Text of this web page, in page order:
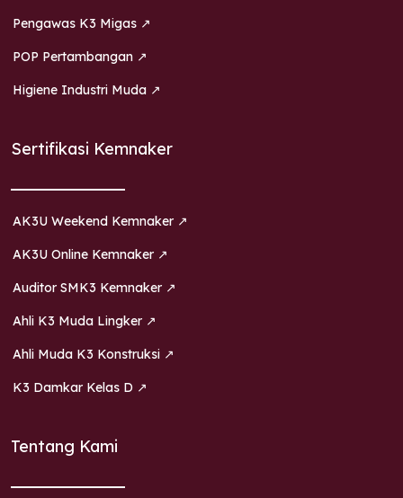
Pengawas K3 Migas ↗
POP Pertambangan ↗
Higiene Industri Muda ↗
Sertifikasi Kemnaker
AK3U Weekend Kemnaker ↗
AK3U Online Kemnaker ↗
Auditor SMK3 Kemnaker ↗
Ahli K3 Muda Lingker ↗
Ahli Muda K3 Konstruksi ↗
K3 Damkar Kelas D ↗
Tentang Kami